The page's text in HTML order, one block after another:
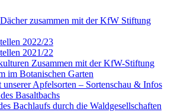
zusammen mit der KfW Stiftung
2022/23
2021/22
Zusammen mit der KfW-Stiftung
im Botanischen Garten
Apfelsorten – Sortenschau & Infos
Basaltbachs
Bachlaufs durch die Waldgesellschaften